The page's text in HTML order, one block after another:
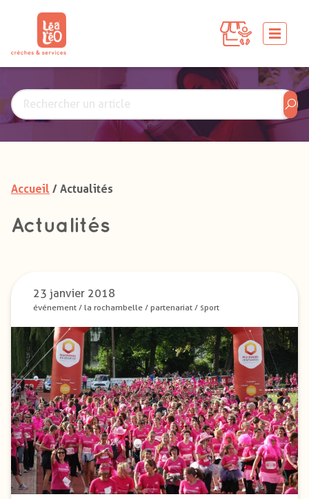
Accueil / Actualités
Actualités
23 janvier 2018
événement / la rochambelle / partenariat / sport